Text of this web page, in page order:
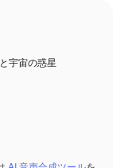
宇宙の惑星